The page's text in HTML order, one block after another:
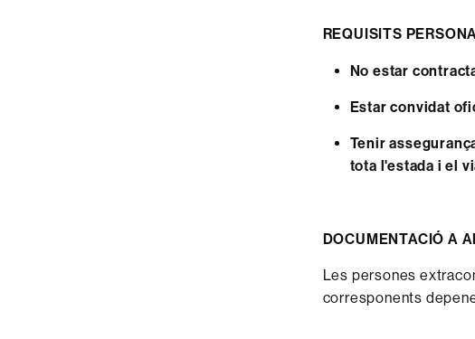
REQUISITS
No estar
Estar convidat
Tenir
tota l'estada i el
DOCUMENTACIÓ A
Les persones
corresponents